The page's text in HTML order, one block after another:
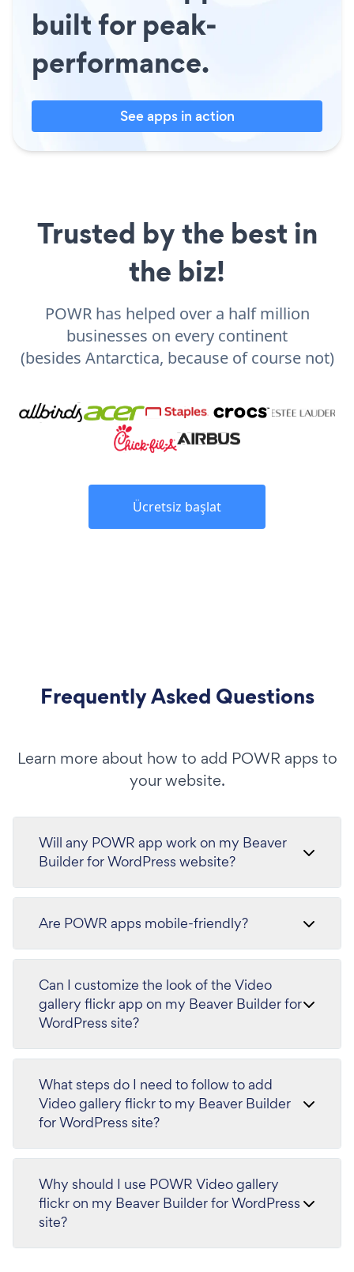
built for peak-
performance.
See apps in action
Trusted by the best in
the biz!
POWR has helped over a half million
businesses on every continent
(besides Antarctica, because of course not)
Ücretsiz başlat
Frequently Asked Questions
Learn more about how to add POWR apps to
your website.
Will any POWR app work on my Beaver
Builder for WordPress website?
Are POWR apps mobile-friendly?
Can I customize the look of the Video
gallery flickr app on my Beaver Builder for
WordPress site?
What steps do I need to follow to add
Video gallery flickr to my Beaver Builder
for WordPress site?
Why should I use POWR Video gallery
flickr on my Beaver Builder for WordPress
site?